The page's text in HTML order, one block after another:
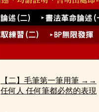
【二】毛筆第一筆用筆 →→
任何人 任何筆都必然的表現